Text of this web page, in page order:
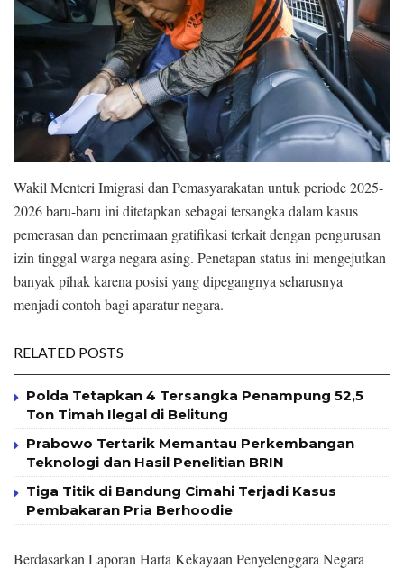
Wakil Menteri Imigrasi dan Pemasyarakatan untuk periode 2025-
2026 baru-baru ini ditetapkan sebagai tersangka dalam kasus
pemerasan dan penerimaan gratifikasi terkait dengan pengurusan
izin tinggal warga negara asing. Penetapan status ini mengejutkan
banyak pihak karena posisi yang dipegangnya seharusnya
menjadi contoh bagi aparatur negara.
RELATED POSTS
Polda Tetapkan 4 Tersangka Penampung 52,5
Ton Timah Ilegal di Belitung
Prabowo Tertarik Memantau Perkembangan
Teknologi dan Hasil Penelitian BRIN
Tiga Titik di Bandung Cimahi Terjadi Kasus
Pembakaran Pria Berhoodie
Berdasarkan Laporan Harta Kekayaan Penyelenggara Negara